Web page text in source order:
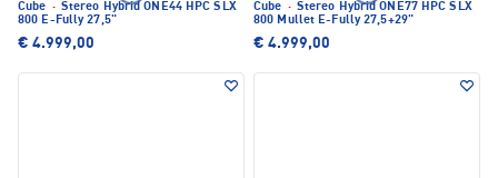
Cube · Stereo Hybrid ONE44 HPC SLX
800 E-Fully 27,5"
€ 4.999,00
Cube · Stereo Hybrid ONE77 HPC SLX
800 Mullet E-Fully 27,5+29"
€ 4.999,00